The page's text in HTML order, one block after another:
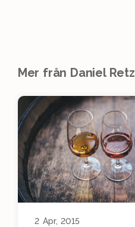
Mer från Daniel Retz
2 Apr, 2015